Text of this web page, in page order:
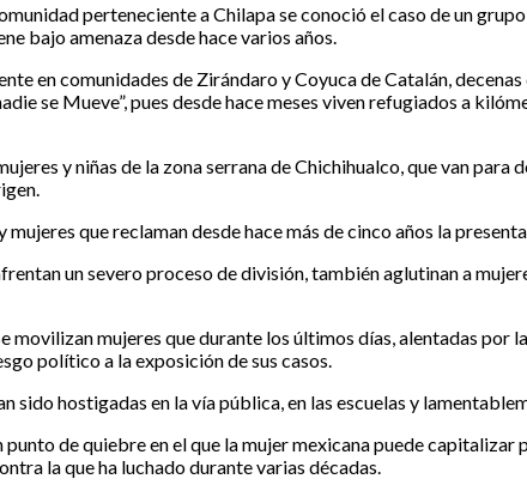
perteneciente a Chilapa se conoció el caso de un
bajo amenaza desde hace varios años.
en comunidades de Zirándaro y Coyuca de Catalán,
se Mueve”, pues desde hace meses viven refugiados a
y niñas de la zona serrana de Chichihualco, que van
que reclaman desde hace más de cinco años la
un severo proceso de división, también aglutinan a
movilizan mujeres que durante los últimos días, alentadas
político a la exposición de sus casos.
sido hostigadas en la vía pública, en las escuelas y
punto de quiebre en el que la mujer mexicana puede
la que ha luchado durante varias décadas.